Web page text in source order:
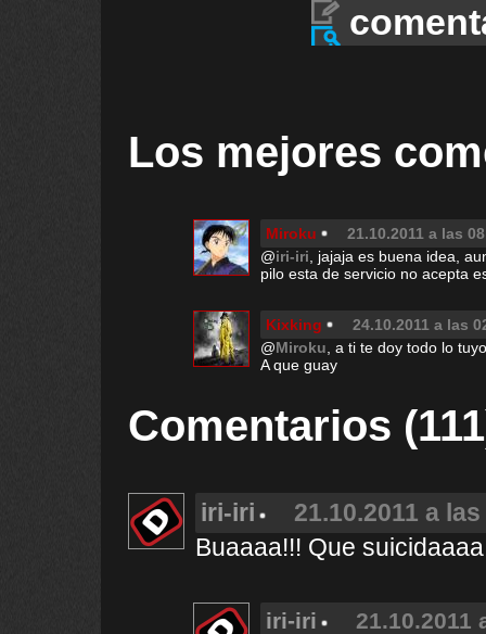
Los mejores
Miroku
21.10.2011 a las
@iri-iri , jajaja es buena idea,
pilo esta de servicio no acepta
Kixking
24.10.2011 a las
@Miroku , a ti te doy todo lo
A que guay
Comentarios
iri-iri
21.10.2011 a
Buaaaa!!! Que
iri-iri
21.10.2011